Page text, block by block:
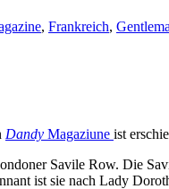
, Frankreich,
Dandy Magaziune ist
Savile Row. Die
ist sie nach Lady